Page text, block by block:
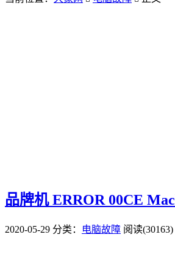
品牌机 ERROR 00CE
2020-05-29 分类： 电脑故障 阅读(30163)